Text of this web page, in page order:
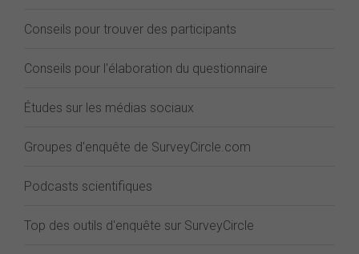
Conseils pour trouver des participants
Conseils pour l'élaboration du questionnaire
Études sur les médias sociaux
Groupes d'enquête de SurveyCircle.com
Podcasts scientifiques
Top des outils d'enquête sur SurveyCircle